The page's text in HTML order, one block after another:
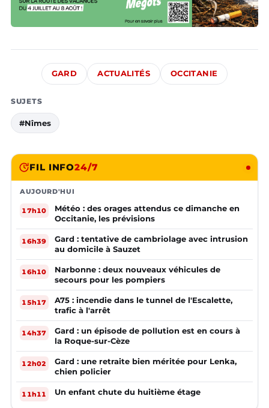
GARD ACTUALITÉS OCCITANIE
SUJETS
#Nîmes
FIL INFO24/7
AUJOURD'HUI
17h10
Météo : des orages attendus ce dimanche en
Occitanie, les prévisions
16h39
Gard : tentative de cambriolage avec intrusion
au domicile à Sauzet
16h10
Narbonne : deux nouveaux véhicules de
secours pour les pompiers
15h17
A75 : incendie dans le tunnel de l'Escalette,
trafic à l'arrêt
14h37
Gard : un épisode de pollution est en cours à
la Roque-sur-Cèze
12h02
Gard : une retraite bien méritée pour Lenka,
chien policier
11h11 Un enfant chute du huitième étage